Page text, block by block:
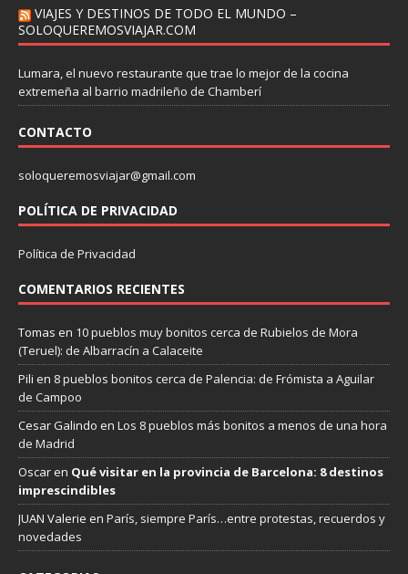
VIAJES Y DESTINOS DE TODO EL MUNDO –
SOLOQUEREMOSVIAJAR.COM
Lumara, el nuevo restaurante que trae lo mejor de la cocina
extremeña al barrio madrileño de Chamberí
CONTACTO
soloqueremosviajar@gmail.com
POLÍTICA DE PRIVACIDAD
Política de Privacidad
COMENTARIOS RECIENTES
Tomas en 10 pueblos muy bonitos cerca de Rubielos de Mora
(Teruel): de Albarracín a Calaceite
Pili en 8 pueblos bonitos cerca de Palencia: de Frómista a Aguilar
de Campoo
Cesar Galindo en Los 8 pueblos más bonitos a menos de una hora
de Madrid
Oscaren Qué visitar en la provincia de Barcelona: 8 destinos
imprescindibles
JUAN Valerie en París, siempre París…entre protestas, recuerdos y
novedades